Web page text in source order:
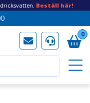
Beställ här!
0